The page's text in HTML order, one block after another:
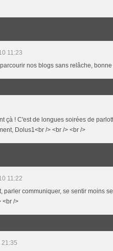
11:23
nos blogs sans relâche,
çà ! C'est de longues soirées de
Dolus1<br /> <br /> <br />
11:22
parler communiquer, se sentir moins
<br />